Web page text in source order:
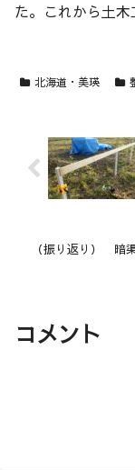
た。これから土木
北海道・美瑛
（振り返り）
コメント